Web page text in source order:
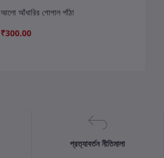
আলো আঁধারির গোপাল পাঁঠা
₹300.00
প্রত্যাবর্তন নীতিমালা